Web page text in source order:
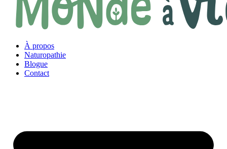
À propos
Naturopathie
Blogue
Contact